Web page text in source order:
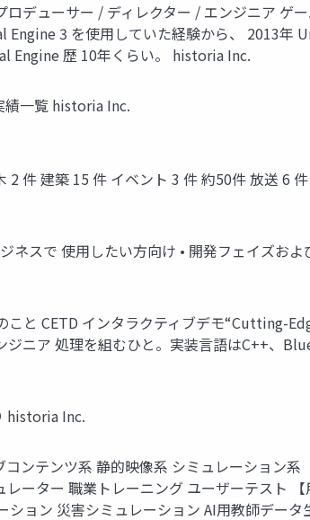
デューサー / ディレクター / エンジニア ゲ
3 を使用していた経験から、 2013年
Engine 歴 10年くらい。 historia Inc.
一覧 historia Inc.
件 建築 15 件 イベント 3 件 約50件 放送 6
ネスで 使用したい方向け • 開発フェイズお
と CETD インタラクティブデモ“Cutting-
ジニア 処理を組むひと。実装言語はC++、
historia Inc.
ンテンツ系 静的映像系 シミュレーション
ーター 職業トレーニング ユーザーテスト
ョン 災害シミュレーション AI用教師デー